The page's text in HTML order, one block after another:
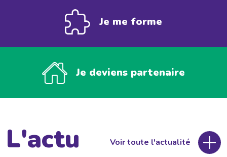
Je me forme
Je deviens partenaire
L'actu Voir toute l'actualité